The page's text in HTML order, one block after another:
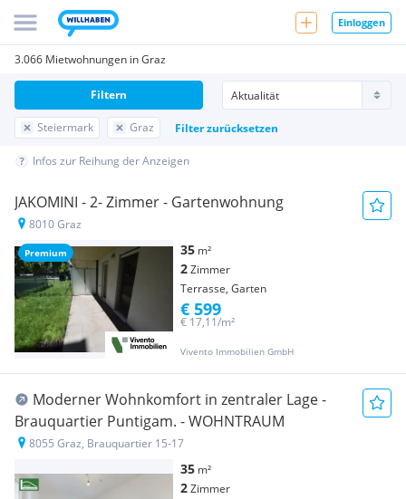
Einloggen
3.066 Mietwohnungen in Graz
Steiermark Graz Filter zurücksetzen
Filtern
Infos zur Reihung der Anzeigen
Premium
JAKOMINI - 2- Zimmer - Gartenwohnung
8010 Graz
35 m²
2Zimmer
Terrasse, Garten
Vivento Immobilien GmbH
€ 17,11/m²
€ 599
Moderner Wohnkomfort in zentraler Lage -
Brauquartier Puntigam. - WOHNTRAUM
8055 Graz, Brauquartier 15-17
35 m²
2Zimmer